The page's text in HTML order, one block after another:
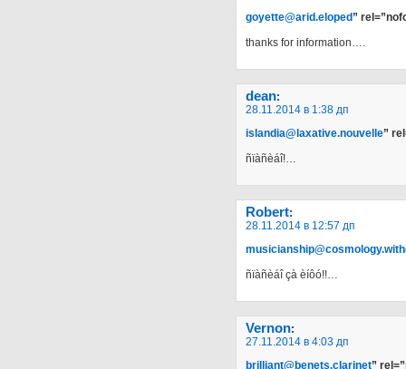
goyette@arid.eloped ”
thanks for information….
dean:
28.11.2014 в 1:38 дп
islandia@laxative.nouvelle”
ñïàñèáî!…
Robert:
28.11.2014 в 12:57 дп
ñïàñèáî çà èíôó!!…
Vernon:
27.11.2014 в 4:03 дп
brilliant@benets.clarinet”